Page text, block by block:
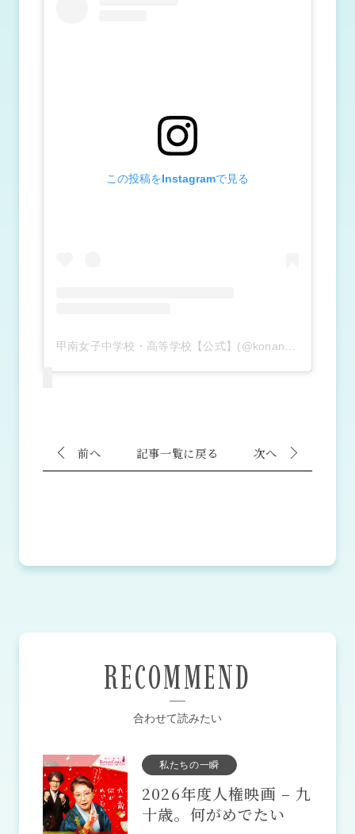
この投稿をInstagramで見る
前へ 記事一覧に戻る 次へ
RECOMMEND
合わせて読みたい
私たちの一瞬
2026年度人権映画 – 九
十歳。何がめでたい